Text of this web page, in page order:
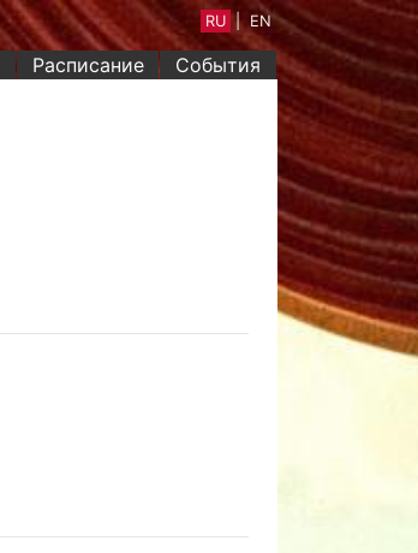
Расписание События
RU | EN